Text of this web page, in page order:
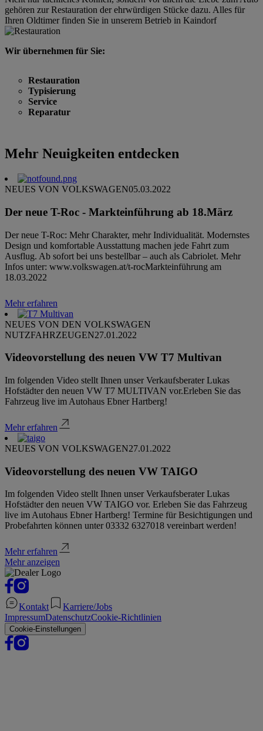
gehören zur Restauration der ehrwürdigen Stücke dazu. Alles für
Ihren Oldtimer finden Sie in unserem Betrieb in Kaindorf
Wir übernehmen für Sie:
Restauration
Typisierung
Service
Reparatur
Mehr Neuigkeiten entdecken
NEUES VON VOLKSWAGEN05.03.2022
Der neue T-Roc - Markteinführung ab 18.März
Der neue T-Roc: Mehr Charakter, mehr Individualität. Modernstes
Design und komfortable Ausstattung machen jede Fahrt zum
Ausflug. Ab sofort bei uns bestellbar – auch als Cabriolet. Mehr
Infos unter: www.volkswagen.at/t-roc Markteinführung am
18.03.2022
Mehr erfahren
NEUES VON DEN VOLKSWAGEN
NUTZFAHRZEUGEN27.01.2022
Videovorstellung des neuen VW T7 Multivan
Im folgenden Video stellt Ihnen unser Verkaufsberater Lukas
Hofstädter den neuen VW T7 MULTIVAN vor.Erleben Sie das
Fahrzeug live im Autohaus Ebner Hartberg!
Mehr erfahren
NEUES VON VOLKSWAGEN27.01.2022
Videovorstellung des neuen VW TAIGO
Im folgenden Video stellt Ihnen unser Verkaufsberater Lukas
Hofstädter den neuen VW TAIGO vor. Erleben Sie das Fahrzeug
live im Autohaus Ebner Hartberg! Termine für Besichtigungen und
Probefahrten können unter 03332 6327018 vereinbart werden!
Mehr erfahren
Mehr anzeigen
Kontakt
Karriere/Jobs
ImpressumDatenschutzCookie-Richtlinien
Cookie-Einstellungen